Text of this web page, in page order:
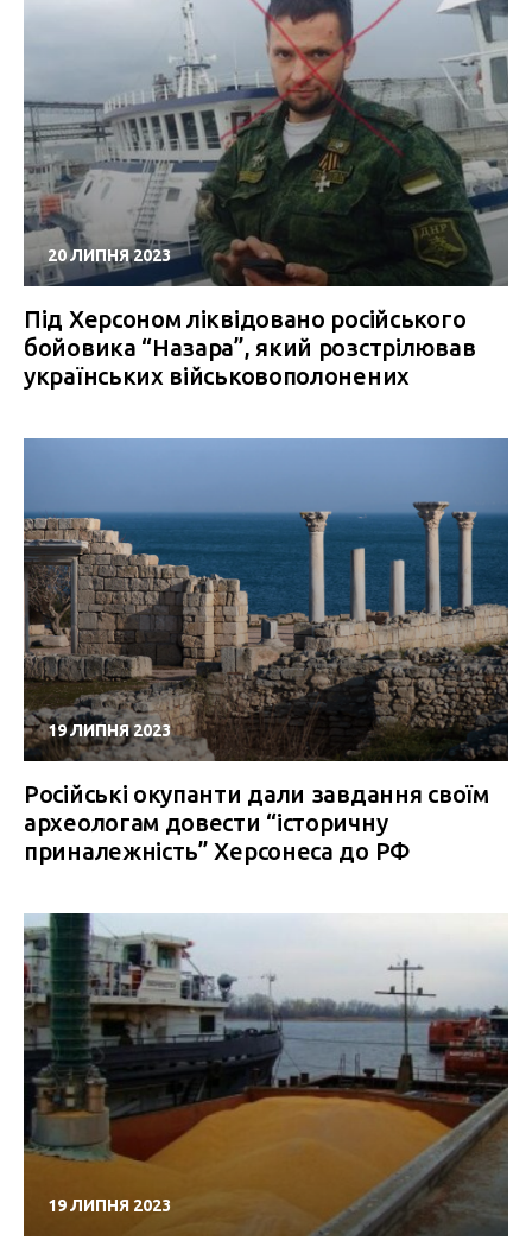
20 ЛИПНЯ 2023
Під Херсоном ліквідовано російського
бойовика “Назара”, який розстрілював
українських військовополонених
19 ЛИПНЯ 2023
Російські окупанти дали завдання своїм
археологам довести “історичну
приналежність” Херсонеса до РФ
19 ЛИПНЯ 2023